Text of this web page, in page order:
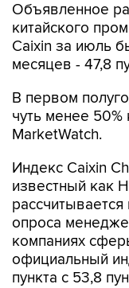
Объявленное
китайского
Caixin за июль
месяцев - 47,8
В первом
чуть менее 50%
MarketWatch.
Индекс Caixin
известный как
опроса
компаниях
официальный
пункта с 53,8